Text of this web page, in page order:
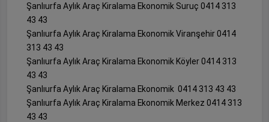
Şanlıurfa Aylık Araç Kiralama Ekonomik Suruç 0414 313
43 43
Şanlıurfa Aylık Araç Kiralama Ekonomik Viranşehir 0414
313 43 43
Şanlıurfa Aylık Araç Kiralama Ekonomik Köyler 0414 313
43 43
Şanlıurfa Aylık Araç Kiralama Ekonomik 0414 313 43 43
Şanlıurfa Aylık Araç Kiralama Ekonomik Merkez 0414 313
43 43